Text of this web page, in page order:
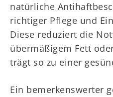
natürliche
richtiger Pflege und
Diese reduziert die
übermäßigem Fett
trägt so zu einer
Ein bemerkenswerter